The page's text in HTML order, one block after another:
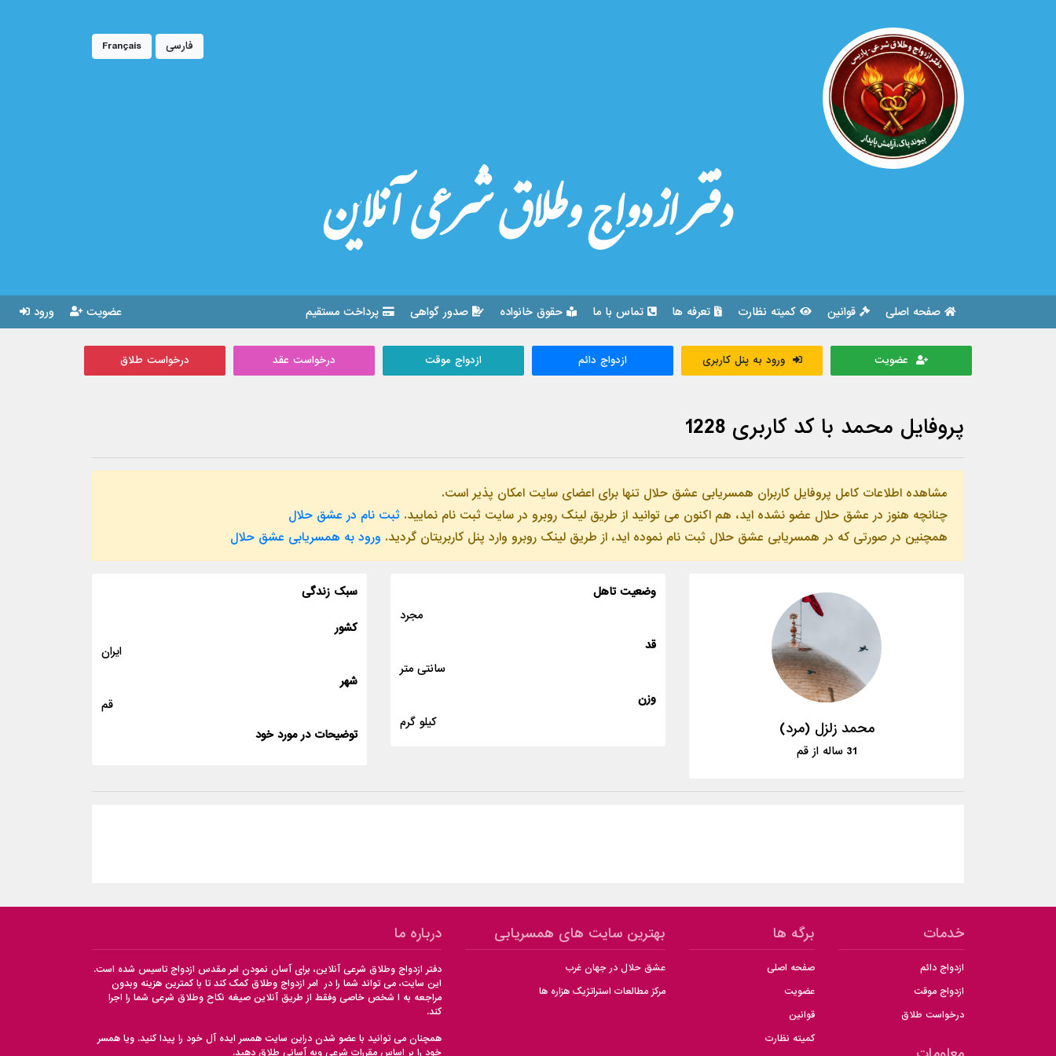
فارسی Français
دفتر ازدواج وطلاق شرعی آنلاین
صفحه اصلی قوانین کمیته نظارت تعرفه ها تماس با ما حقوق خانواده صدور گواهی پرداخت مستقیم ورود عضویت
عضویت ورود به پنل کاربری ازدواج دائم ازدواج موقت درخواست عقد درخواست طلاق
پروفایل محمد با کد کاربری 1228
مشاهده اطلاعات کامل پروفایل کاربران همسریابی عشق حلال تنها برای اعضای سایت امکان پذیر است.
چنانچه هنوز در عشق حلال عضو نشده اید، هم اکنون می توانید از طریق لینک روبرو در سایت ثبت نام نمایید. ثبت نام در عشق حلال
همچنین در صورتی که در همسریابی عشق حلال ثبت نام نموده اید، از طریق لینک روبرو وارد پنل کاربریتان گردید. ورود به همسریابی عشق حلال
محمد زلزل (مرد)
31 ساله از قم
وضعیت تاهل
مجرد
قد
سانتی متر
وزن
کیلو گرم
سبک زندگی
کشور
ایران
شهر
قم
توضیحات در مورد خود
خدمات
ازدواج دائم
ازدواج موقت
درخواست طلاق
برگه ها
صفحه اصلی
عضویت
قوانین
کمیته نظارت
بهترین سایت های همسریابی
عشق حلال در جهان غرب
مرکز مطالعات استراتژیک هزاره ها
درباره ما
دفتر ازدواج وطلاق شرعی آنلاین، برای آسان نمودن امر مقدس ازدواج تاسیس شده است.
این سایت، می تواند شما را در امر ازدواج وطلاق کمک کند تا با کمترین هزینه وبدون
مراجعه به ا شخص خاصی وفقط از طریق آنلاین صیغه نکاح وطلاق شرعی شما را اجرا
کند.
همچنان می توانید با عضو شدن دراین سایت همسر ایده آل خود را پیدا کنید. ویا همسر
خود را بر اساس مقررات شرعی وبه آسانی طلاق دهید.